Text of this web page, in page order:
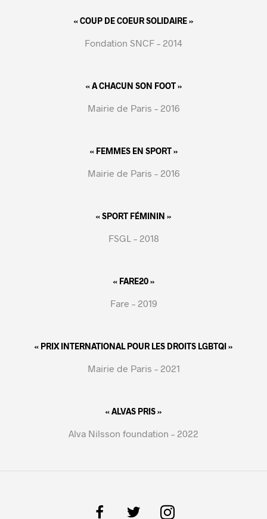
« COUP DE COEUR SOLIDAIRE »
Fondation SNCF – 2014
« A CHACUN SON FOOT »
Mairie de Paris – 2016
« FEMMES EN SPORT »
Mairie de Paris – 2016
« SPORT FÉMININ »
FSGL – 2018
« FARE20 »
Fare – 2019
« PRIX INTERNATIONAL POUR LES DROITS LGBTQI »
Mairie de Paris – 2021
« ALVAS PRIS »
Alva Nilsson foundation – 2022